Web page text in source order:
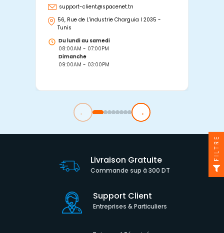
support-client@spacenet.tn
56, Rue de L'industrie Charguia I 2035 -
Tunis
Du lundi au samedi
08:00AM - 07:00PM
Dimanche
09:00AM - 03:00PM
← →
Livraison Gratuite
Commande sup à 300 DT
Support Client
Entreprises & Particuliers
FILTRE